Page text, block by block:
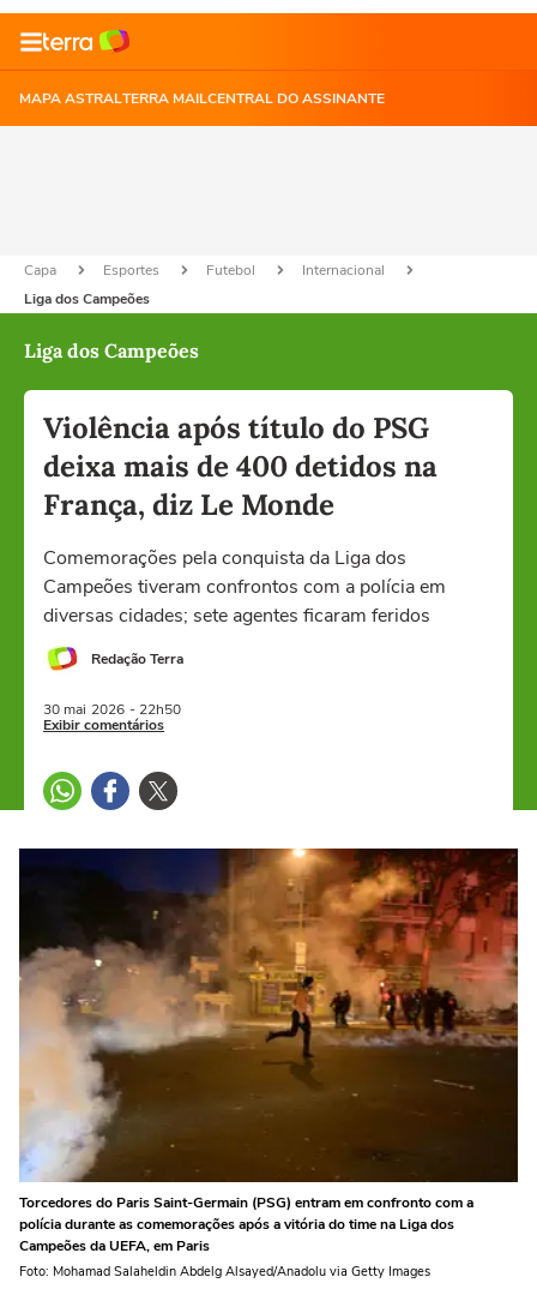
MAPA ASTRALTERRA MAILCENTRAL DO ASSINANTE
Capa Esportes Futebol
Internacional
Liga dos Campeões
Liga dos Campeões
Violência após título do PSG
deixa mais de 400 detidos na
França, diz Le Monde
Comemorações pela conquista da Liga dos
Campeões tiveram confrontos com a polícia em
diversas cidades; sete agentes ficaram feridos
Redação Terra
30 mai 2026 - 22h50
Exibir comentários
Torcedores do Paris Saint-Germain (PSG) entram em confronto com a
polícia durante as comemorações após a vitória do time na Liga dos
Campeões da UEFA, em Paris
Foto: Mohamad Salaheldin Abdelg Alsayed/Anadolu via Getty Images